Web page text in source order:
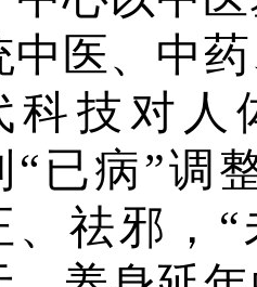
中医、中
科技对人
“已病”调
、祛邪，